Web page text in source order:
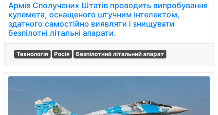
Армія Сполучених Штатів проводить випробування
кулемета, оснащеного штучним інтелектом,
здатного самостійно виявляти і знищувати
безпілотні літальні апарати.
Технологія Росія Безпілотний літальний апарат